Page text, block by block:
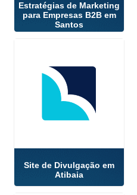
Estratégias de Marketing
para Empresas B2B em
Santos
Site de Divulgação em
Atibaia